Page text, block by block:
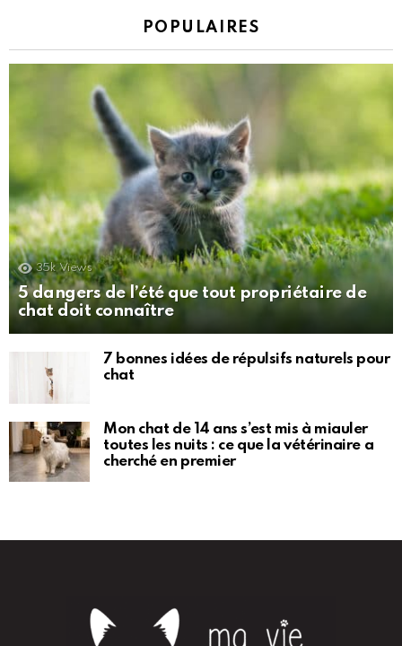
POPULAIRES
35k Views
5 dangers de l’été que tout propriétaire de
chat doit connaître
7 bonnes idées de répulsifs naturels pour
chat
Mon chat de 14 ans s’est mis à miauler
toutes les nuits : ce que la vétérinaire a
cherché en premier